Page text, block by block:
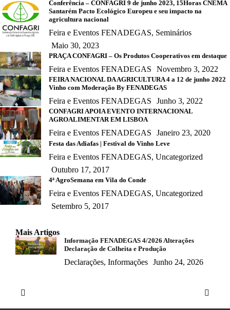
Conferência – CONFAGRI 9 de junho 2023, 15Horas CNEMA
Santarém Pacto Ecológico Europeu e seu impacto na
agricultura nacional
Feira e Eventos FENADEGAS, Seminários
Maio 30, 2023
PRAÇA CONFAGRI – Os Produtos Cooperativos em destaque
Feira e Eventos FENADEGAS Novembro 3, 2022
FEIRA NACIONAL DA AGRICULTURA 4 a 12 de junho 2022
Vinho com Moderação By FENADEGAS
Feira e Eventos FENADEGAS Junho 3, 2022
CONFAGRI APOIA EVENTO INTERNACIONAL
AGROALIMENTAR EM LISBOA
Feira e Eventos FENADEGAS Janeiro 23, 2020
Festa das Adiafas | Festival do Vinho Leve
Feira e Eventos FENADEGAS, Uncategorized
Outubro 17, 2017
4ª AgroSemana em Vila do Conde
Feira e Eventos FENADEGAS, Uncategorized
Setembro 5, 2017
Mais Artigos
Informação FENADEGAS 4/2026 Alterações
Declaração de Colheita e Produção
Declarações, Informações Junho 24, 2026